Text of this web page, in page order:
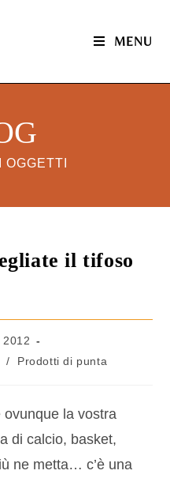
MENU
OGGETTI
il tifoso
2012
/ Prodotti di punta
la vostra
di calcio, basket,
ne metta… c’è una